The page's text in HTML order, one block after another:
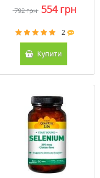
792 грн 554 грн
2
Купити